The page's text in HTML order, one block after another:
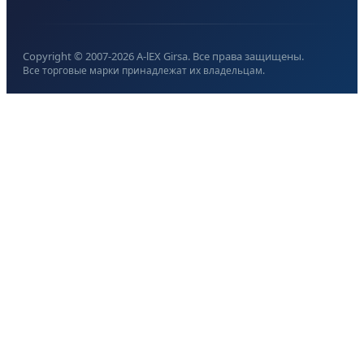
Copyright © 2007-2026A-lEX Girsa. Все права защищены.
Все торговые марки принадлежат их владельцам.